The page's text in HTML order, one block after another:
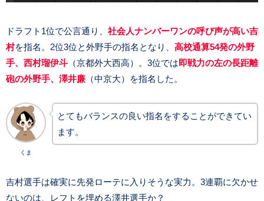
ドラフト1位で公言通り、 社会人ナンバーワンの呼び声が高い吉
村を指名。2位3位と外野手の指名となり、 高校通算54発の外野
手、西村瑠伊斗 （京都外大西高）。3位では即戦力の左の長距離
砲の外野手、澤井廉 （中京大）を指名した。
くま
とてもバランスの良い指名をすることができてい
ます。
吉村選手は確実に先発ローテに入りそうな実力。3連覇に欠かせ
ないのは、レフトを埋める澤井選手か？